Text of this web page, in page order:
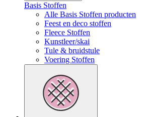
Basis Stoffen
Alle Basis Stoffen producten
Feest en deco stoffen
Fleece Stoffen
Kunstleer/skai
Tule & bruidstule
Voering Stoffen